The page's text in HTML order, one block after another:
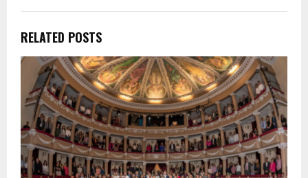
RELATED POSTS